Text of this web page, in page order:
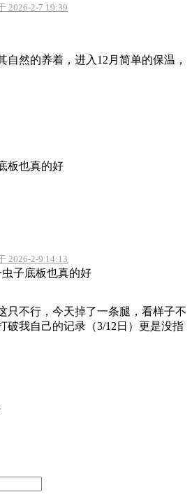
2026-2-7 19:39
自然的养着，进入12月简单的保温，
板也真的好
2026-2-9 14:13
子底板也真的好
只不行，今天掉了一条腿，看样子不
破我自己的记录（3/12日）更是没指